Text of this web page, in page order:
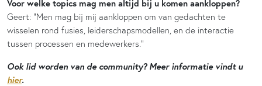
Voor welke topics mag men altijd bij u komen aankloppen?
Geert: “Men mag bij mij aankloppen om van gedachten te
wisselen rond fusies, leiderschapsmodellen, en de interactie
tussen processen en medewerkers.”
Ook lid worden van de community? Meer informatie vindt u
hier.